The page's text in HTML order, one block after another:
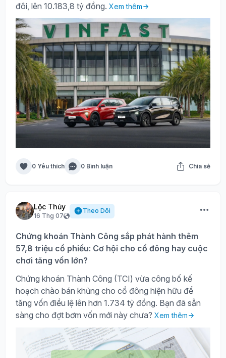
đôi, lên 10.183,8 tỷ đồng. Xem thêm
0 Yêu thích 0 Bình luận Chia sẻ
Lộc Thủy
16 Thg 07
Theo Dõi
Chứng khoán Thành Công sắp phát hành thêm
57,8 triệu cổ phiếu: Cơ hội cho cổ đông hay cuộc
chơi tăng vốn lớn?
Chứng khoán Thành Công (TCI) vừa công bố kế
hoạch chào bán khủng cho cổ đông hiện hữu để
tăng vốn điều lệ lên hơn 1.734 tỷ đồng. Bạn đã sẵn
sàng cho đợt bơm vốn mới này chưa? Xem thêm